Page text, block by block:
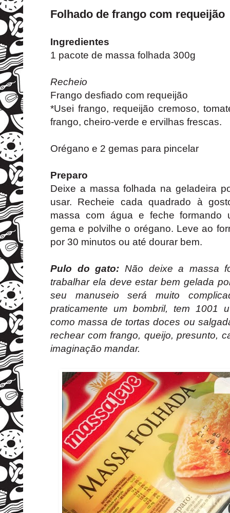
Folhado de frango com requeijão
Ingredientes
1 pacote de massa folhada 300g
Recheio
Frango desfiado com requeijão
*Usei frango, requeijão cremoso,
frango, cheiro-verde e ervilhas frescas.
Orégano e 2 gemas para pincelar
Preparo
Deixe a massa folhada na geladeira
usar. Recheie cada quadrado à
massa com água e feche formando
gema e polvilhe o orégano. Leve ao
por 30 minutos ou até dourar bem.
Pulo do gato: Não deixe a massa
trabalhar ela deve estar bem gelada
seu manuseio será muito
praticamente um bombril, tem 1001
como massa de tortas doces ou
rechear com frango, queijo, presunto,
imaginação mandar.